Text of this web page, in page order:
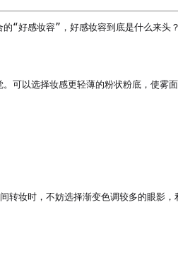
“好感妆容”，好感妆容到底是什么来头
可以选择妆感更轻薄的粉状粉底，使雾面
转妆时，不妨选择渐变色调较多的眼影